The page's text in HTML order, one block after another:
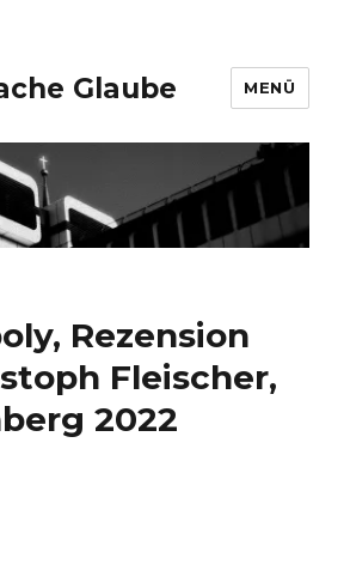
Glaube MENÜ
Rezension
Fleischer,
2022